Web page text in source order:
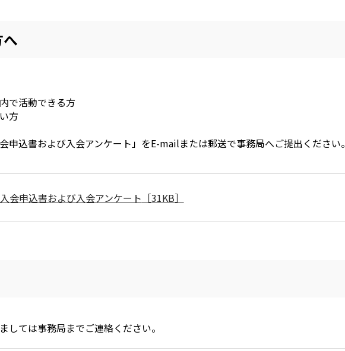
で活動できる方
方
申込書および入会アンケート」をE-mailまたは郵送で事務局へご提出ください。
会申込書および入会アンケート ［31KB］
しては事務局までご連絡ください。